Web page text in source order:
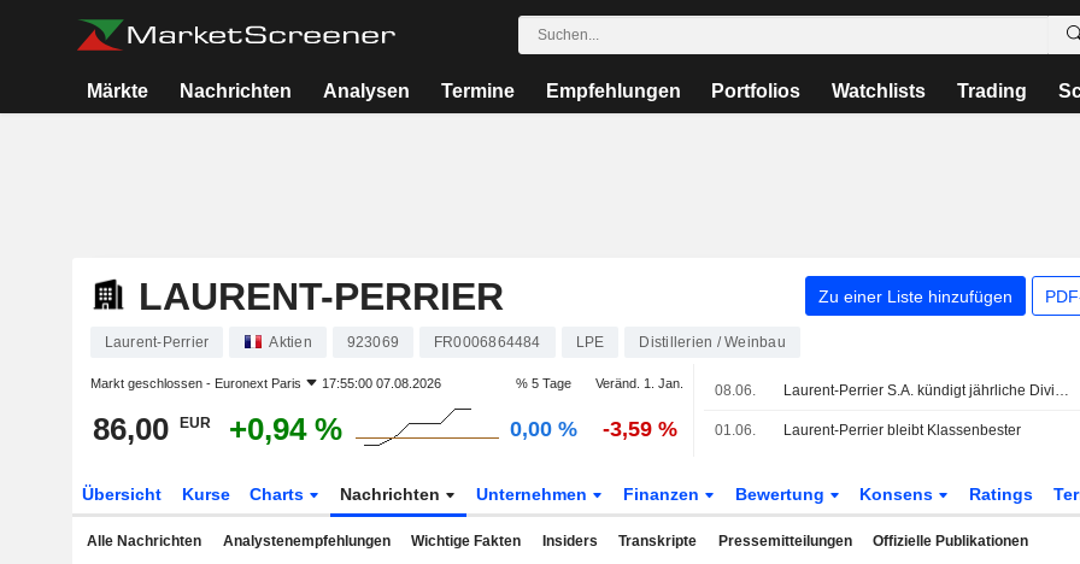
Märkte Nachrichten Analysen Termine Empfehlungen Portfolios Watchlists Trading
LAURENT-PERRIER Zu einer Liste hinzufügen
Laurent-Perrier Aktien 923069 FR0006864484 LPE Distillerien / Weinbau
Markt geschlossen - Euronext Paris 17:55:00 07.08.2026 % 5 Tage Veränd. 1. Jan.
86,00 EUR +0,94 % 0,00 % -3,59 %
08.06. Laurent-Perrier S.A. kündigt jährliche Dividende an, zahlbar am 31. August 2026
01.06. Laurent-Perrier bleibt Klassenbester
Übersicht Kurse Charts Nachrichten Unternehmen Finanzen Bewertung Konsens Ratings
Alle Nachrichten Analystenempfehlungen Wichtige Fakten Insiders Transkripte Pressemitteilungen Offizielle Publikationen